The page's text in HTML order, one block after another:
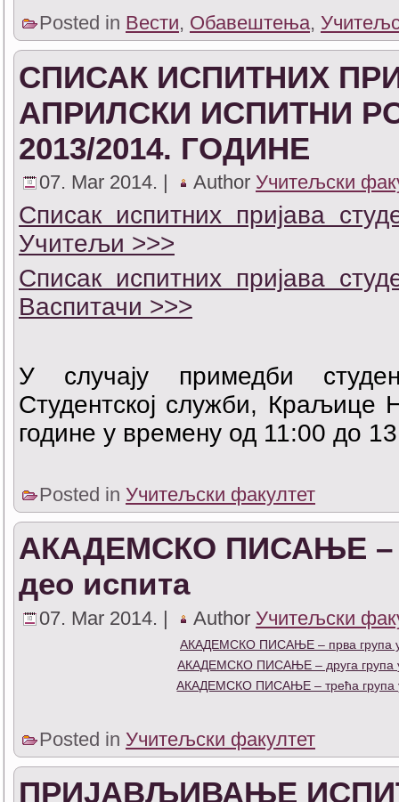
Posted in Вести, Обавештења,
СПИСАК ИСПИТНИХ
АПРИЛСКИ ИСПИТНИ
2013/2014. ГОДИНЕ
07. Mar 2014. | Author Учитељски
Списак испитних пријава
Учитељи >>>
Списак испитних пријава
Васпитачи >>>
У случају примедби
Студентској служби, Краљице
године у времену од 11:00 до
Posted in Учитељски факултет
АКАДЕМСКО ПИСАЊЕ –
део испита
07. Mar 2014. | Author Учитељски
АКАДЕМСКО ПИСАЊЕ – прва група
АКАДЕМСКО ПИСАЊЕ – друга група
АКАДЕМСКО ПИСАЊЕ – трећа група
Posted in Учитељски факултет
ПРИЈАВЉИВАЊЕ